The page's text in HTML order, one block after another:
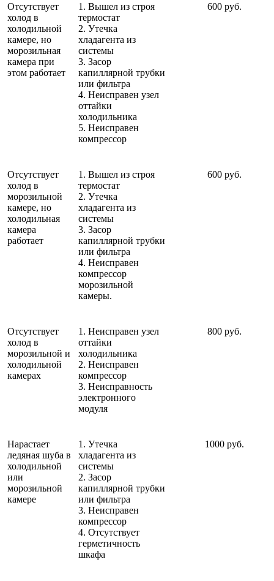
Отсутствует
холод в
холодильной
камере, но
морозильная
камера при
этом работает
1. Вышел из строя
термостат
2. Утечка
хладагента из
системы
3. Засор
капиллярной трубки
или фильтра
4. Неисправен узел
оттайки
холодильника
5. Неисправен
компрессор
600 руб.
Отсутствует
холод в
морозильной
камере, но
холодильная
камера
работает
1. Вышел из строя
термостат
2. Утечка
хладагента из
системы
3. Засор
капиллярной трубки
или фильтра
4. Неисправен
компрессор
морозильной
камеры.
600 руб.
Отсутствует
холод в
морозильной и
холодильной
камерах
1. Неисправен узел
оттайки
холодильника
2. Неисправен
компрессор
3. Неисправность
электронного
модуля
800 руб.
Нарастает
ледяная шуба в
холодильной
или
морозильной
камере
1. Утечка
хладагента из
системы
2. Засор
капиллярной трубки
или фильтра
3. Неисправен
компрессор
4. Отсутствует
герметичность
шкафа
1000 руб.